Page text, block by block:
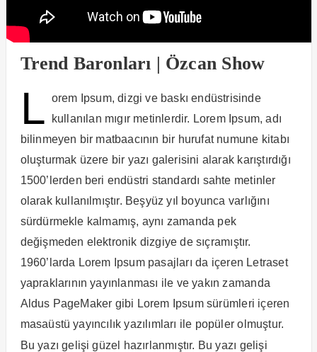
Trend Baronları | Özcan Show
L orem Ipsum, dizgi ve baskı endüstrisinde
kullanılan mıgır metinlerdir. Lorem Ipsum, adı
bilinmeyen bir matbaacının bir hurufat numune kitabı
oluşturmak üzere bir yazı galerisini alarak karıştırdığı
1500’lerden beri endüstri standardı sahte metinler
olarak kullanılmıştır. Beşyüz yıl boyunca varlığını
sürdürmekle kalmamış, aynı zamanda pek
değişmeden elektronik dizgiye de sıçramıştır.
1960’larda Lorem Ipsum pasajları da içeren Letraset
yapraklarının yayınlanması ile ve yakın zamanda
Aldus PageMaker gibi Lorem Ipsum sürümleri içeren
masaüstü yayıncılık yazılımları ile popüler olmuştur.
Bu yazı gelişi güzel hazırlanmıştır. Bu yazı gelişi